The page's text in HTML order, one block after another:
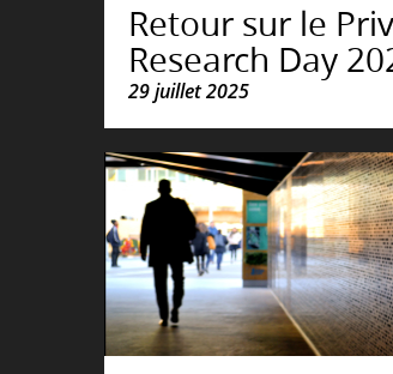
Retour sur le
Research Day
29 juillet 2025